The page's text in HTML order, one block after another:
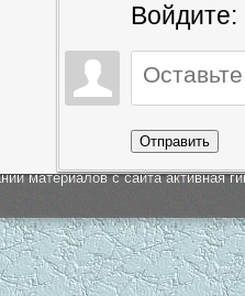
Войдите:
Отправить
материалов с сайта активная